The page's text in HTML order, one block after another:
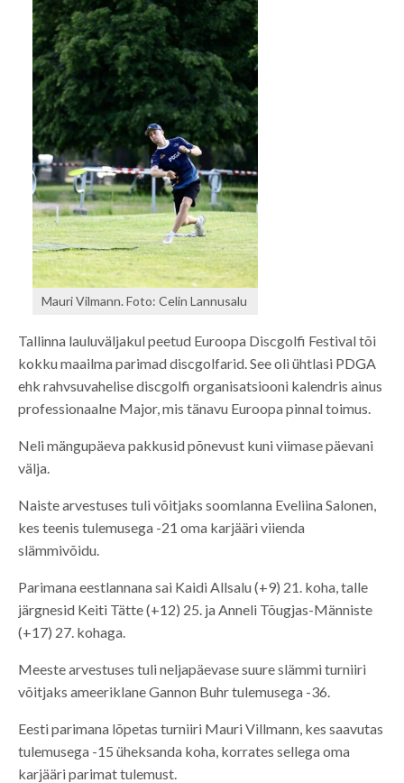
Mauri Vilmann. Foto: Celin Lannusalu
Tallinna lauluväljakul peetud Euroopa Discgolfi Festival tõi
kokku maailma parimad discgolfarid. See oli ühtlasi PDGA
ehk rahvsuvahelise discgolfi organisatsiooni kalendris ainus
professionaalne Major, mis tänavu Euroopa pinnal toimus.
Neli mängupäeva pakkusid põnevust kuni viimase päevani
välja.
Naiste arvestuses tuli võitjaks soomlanna Eveliina Salonen,
kes teenis tulemusega -21 oma karjääri viienda
slämmivõidu.
Parimana eestlannana sai Kaidi Allsalu (+9) 21. koha, talle
järgnesid Keiti Tätte (+12) 25. ja Anneli Tõugjas-Männiste
(+17) 27. kohaga.
Meeste arvestuses tuli neljapäevase suure slämmi turniiri
võitjaks ameeriklane Gannon Buhr tulemusega -36.
Eesti parimana lõpetas turniiri Mauri Villmann, kes saavutas
tulemusega -15 üheksanda koha, korrates sellega oma
karjääri parimat tulemust.